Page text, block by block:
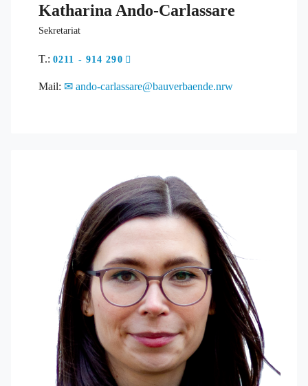
Katharina Ando-Carlassare
Sekretariat
T.: 0211 - 914 290
Mail: ando-carlassare@bauverbaende.nrw